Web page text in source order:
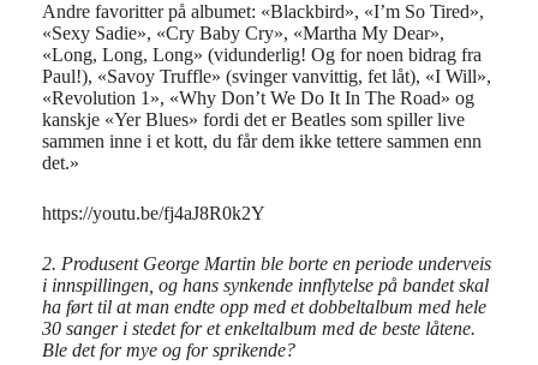
Andre favoritter på albumet: «Blackbird», «I’m So Tired»,
«Sexy Sadie», «Cry Baby Cry», «Martha My Dear»,
«Long, Long, Long» (vidunderlig! Og for noen bidrag fra
Paul!), «Savoy Truffle» (svinger vanvittig, fet låt), «I Will»,
«Revolution 1», «Why Don’t We Do It In The Road» og
kanskje «Yer Blues» fordi det er Beatles som spiller live
sammen inne i et kott, du får dem ikke tettere sammen enn
det.»
https://youtu.be/fj4aJ8R0k2Y
2. Produsent George Martin ble borte en periode underveis
i innspillingen, og hans synkende innflytelse på bandet skal
ha ført til at man endte opp med et dobbeltalbum med hele
30 sanger i stedet for et enkeltalbum med de beste låtene.
Ble det for mye og for sprikende?